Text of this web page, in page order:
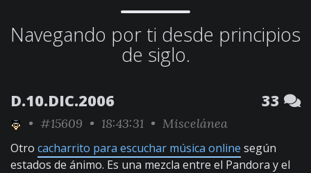
Navegando por ti desde principios
de siglo.
D.10.DIC.2006 33
• #15609 • 18:43:31 • Miscelánea
Otro cacharrito para escuchar música online según
estados de ánimo. Es una mezcla entre el Pandora y el